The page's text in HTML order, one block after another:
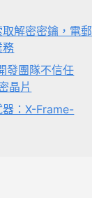
解密密鑰，電郵
務
發團隊不信任
晶片
器：X-Frame-